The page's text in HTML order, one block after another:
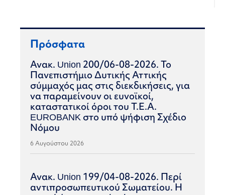
Πρόσφατα
Ανακ. Union 200/06-08-2026. Το
Πανεπιστήμιο Δυτικής Αττικής
σύμμαχός μας στις διεκδικήσεις, για
να παραμείνουν οι ευνοϊκοί,
καταστατικοί όροι του Τ.Ε.Α.
EUROBANK στο υπό ψήφιση Σχέδιο
Νόμου
6 Αυγούστου 2026
Ανακ. Union 199/04-08-2026. Περί
αντιπροσωπευτικού Σωματείου. Η